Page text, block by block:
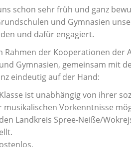
schon sehr früh und ganz
und Gymnasien
und dafür engagiert.
der Kooperationen der
Gymnasien, gemeinsam mit
eindeutig auf der Hand:
ist unabhängig von ihrer
Vorkenntnisse
Landkreis Spree-Neiße/